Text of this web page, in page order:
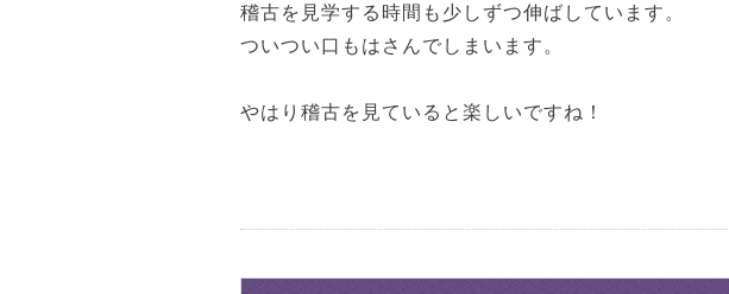
稽古を見学する時間も少しずつ伸ばしています。
ついつい口もはさんでしまいます。
やはり稽古を見ていると楽しいですね！